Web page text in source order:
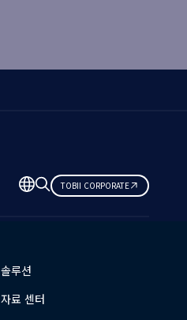
TOBII CORPORATE
솔루션
자료 센터